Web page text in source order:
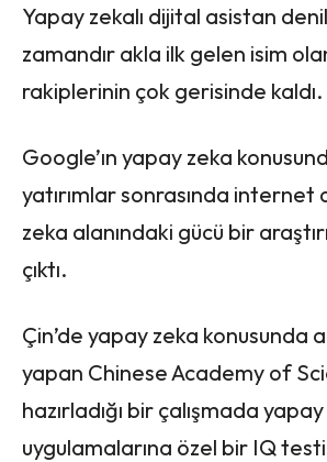
Yapay zekalı dijital asistan
zamandır akla ilk gelen isim
rakiplerinin çok gerisinde kaldı.
Google’ın yapay zeka
yatırımlar sonrasında internet
zeka alanındaki gücü bir
çıktı.
Çin’de yapay zeka konusunda
yapan Chinese Academy of
hazırladığı bir çalışmada
uygulamalarına özel bir IQ testi